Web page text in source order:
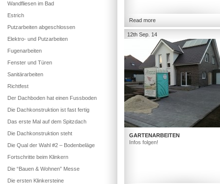
Read more
12th Sep. 14
GARTENARBEITEN
Infos folgen!
Wandfliesen im Bad
Estrich
Putzarbeiten abgeschlossen
Elektro- und Putzarbeiten
Fugenarbeiten
Fenster und Türen
Sanitärarbeiten
Richtfest
Der Dachboden hat einen Fussboden
Die Dachkonstruktion ist fast fertig
Das erste Mal auf dem Spitzdach
Die Dachkonstruktion steht
Die Qual der Wahl #2 – Bodenbeläge
Fortschritte beim Klinkern
Die “Bauen & Wohnen” Messe
Die ersten Klinkersteine